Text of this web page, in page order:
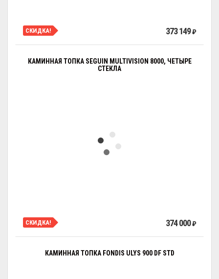
СКИДКА! 373 149₽
КАМИННАЯ ТОПКА SEGUIN MULTIVISION 8000, ЧЕТЫРЕ
СТЕКЛА
СКИДКА! 374 000₽
КАМИННАЯ ТОПКА FONDIS ULYS 900 DF STD